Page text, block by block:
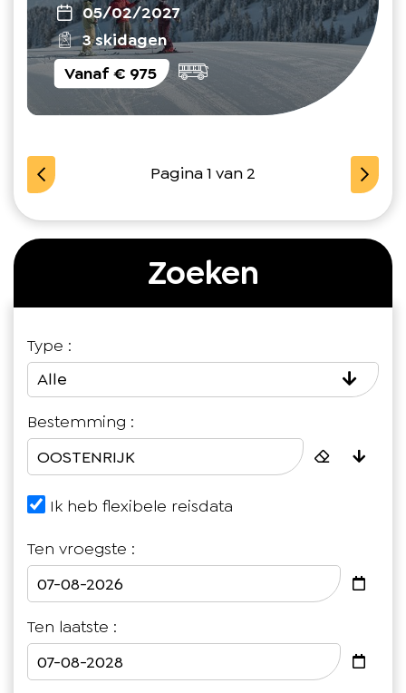
05/02/2027
3 skidagen
Vanaf€ 975
Pagina 1 van 2
Zoeken
Type :
Alle
Bestemming :
Ik heb flexibele reisdata
Ten vroegste :
Ten laatste :